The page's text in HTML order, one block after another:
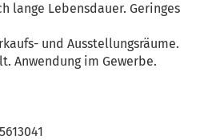
lange Lebensdauer. Geringes
und Ausstellungsräume.
Anwendung im Gewerbe.